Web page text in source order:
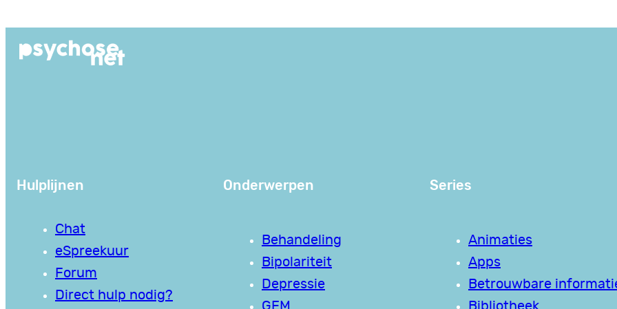
de
Hulplijnen
Chat
eSpreekuur
Forum
Direct hulp nodig?
Onderwerpen
Behandeling
Bipolariteit
Depressie
Series
Animaties
Apps
Betrouwbare